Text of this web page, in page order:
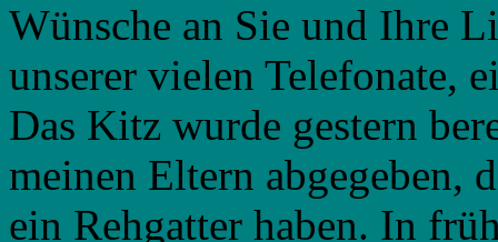
Wünsche an Sie und Ihre
unserer vielen Telefonate,
Das Kitz wurde gestern
meinen Eltern abgegeben,
ein Rehgatter haben. In